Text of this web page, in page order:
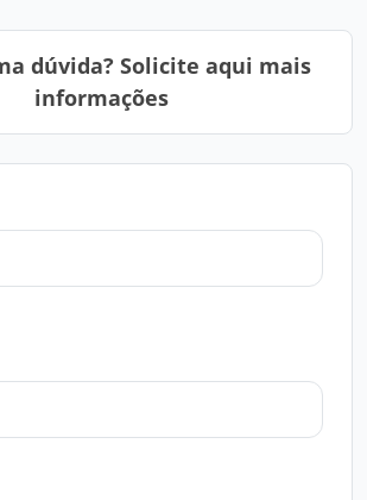
dúvida? Solicite aqui mais
informações